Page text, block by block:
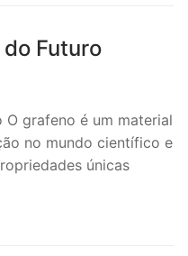
Futuro
O grafeno é um material
no mundo científico e
únicas